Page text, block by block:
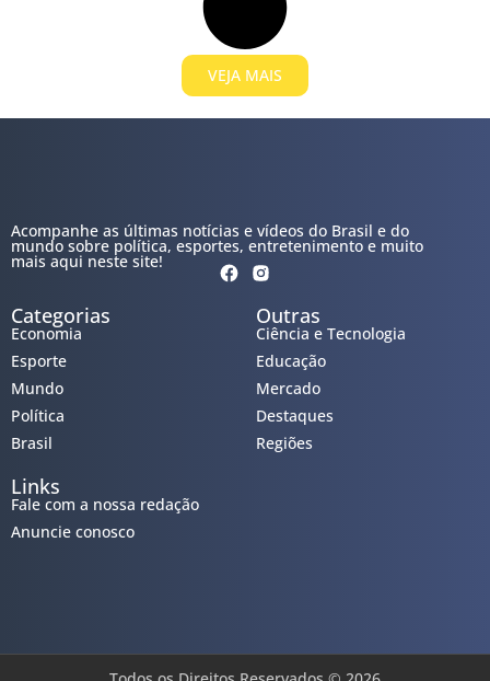
VEJA MAIS
Acompanhe as últimas notícias e vídeos do Brasil e do
mundo sobre política, esportes, entretenimento e muito
mais aqui neste site!
Categorias
Economia
Esporte
Mundo
Política
Brasil
Outras
Ciência e Tecnologia
Educação
Mercado
Destaques
Regiões
Links
Fale com a nossa redação
Anuncie conosco